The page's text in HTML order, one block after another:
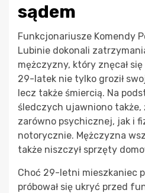
sądem
Funkcjonariusze Komendy
Lubinie dokonali
mężczyzny, który znęcał
29-latek nie tylko groził
lecz także śmiercią. Na
śledczych ujawniono także,
zarówno psychicznej, jak i
notorycznie. Mężczyzna
także niszczył sprzęty
Choć 29-letni mieszkaniec
próbował się ukryć przed